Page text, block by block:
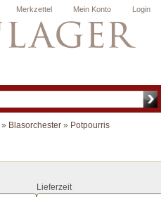
Login
Mein Konto
Merkzettel
» Blasorchester » Potpourris
Lieferzeit